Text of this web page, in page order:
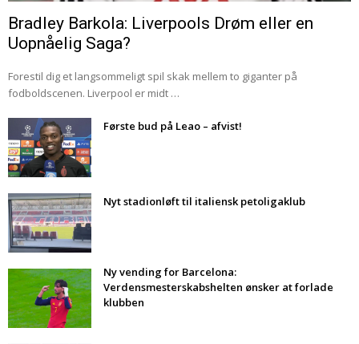
Bradley Barkola: Liverpools Drøm eller en
Uopnåelig Saga?
Forestil dig et langsommeligt spil skak mellem to giganter på
fodboldscenen. Liverpool er midt …
Første bud på Leao – afvist!
Nyt stadionløft til italiensk petoligaklub
Ny vending for Barcelona:
Verdensmesterskabshelten ønsker at forlade
klubben